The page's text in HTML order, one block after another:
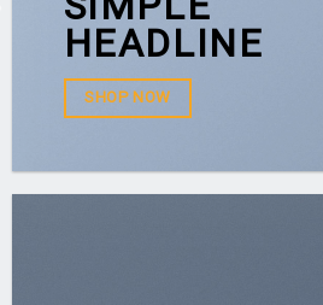
HEADLINE
SHOP NOW